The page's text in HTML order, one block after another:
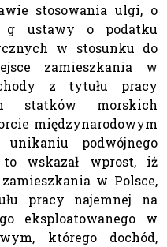
stosowania ulgi, o
ustawy o podatku
w stosunku do
zamieszkania w
z tytułu pracy
statków morskich
międzynarodowym
podwójnego
wskazał wprost, iż
w Polsce,
pracy najemnej na
eksploatowanego w
którego dochód,